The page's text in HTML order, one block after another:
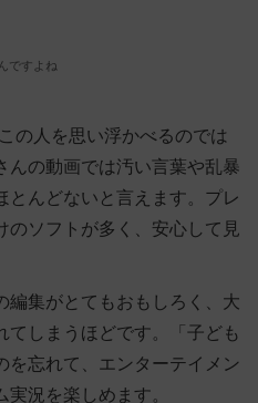
ですよね
の人を思い浮かべるのでは
んの動画では汚い言葉や乱暴
とんどないと言えます。プレ
のソフトが多く、安心して見
編集がとてもおもしろく、大
てしまうほどです。「子ども
を忘れて、エンターテイメン
実況を楽しめます。